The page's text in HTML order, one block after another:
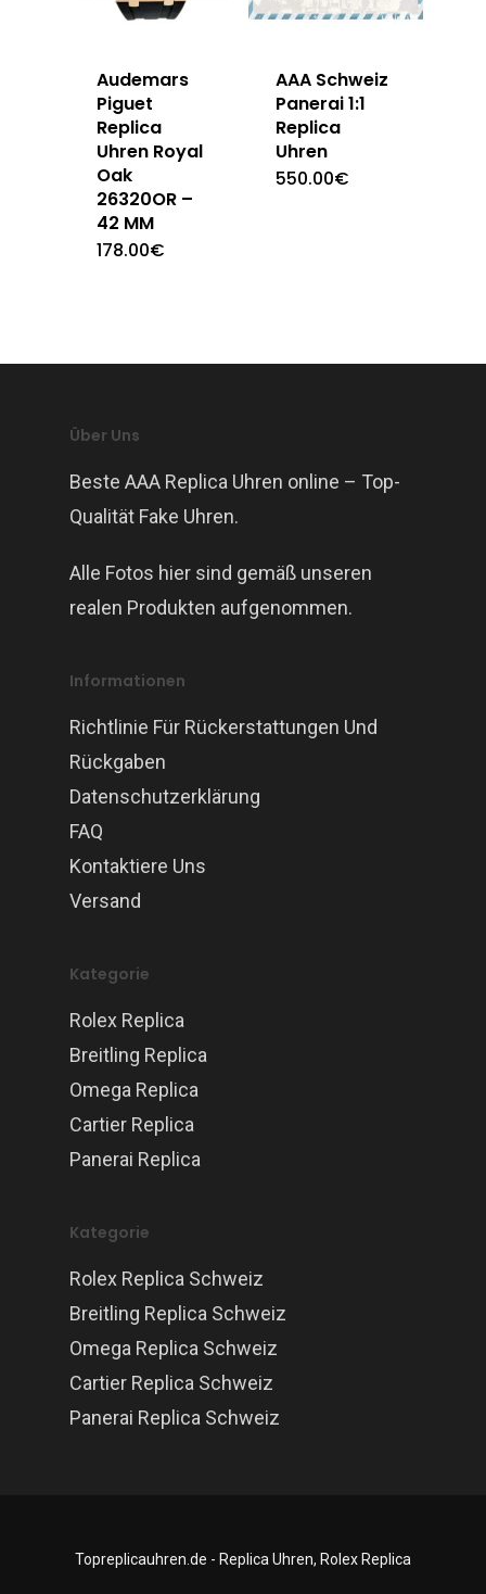
Audemars
Piguet
Replica
Uhren Royal
Oak
26320OR –
42 MM
178.00€
AAA Schweiz
Panerai 1:1
Replica
Uhren
550.00€
Über Uns
Beste AAA Replica Uhren online – Top-
Qualität Fake Uhren.
Alle Fotos hier sind gemäß unseren
realen Produkten aufgenommen.
Informationen
Richtlinie Für Rückerstattungen Und
Rückgaben
Datenschutzerklärung
FAQ
Kontaktiere Uns
Versand
Kategorie
Rolex Replica
Breitling Replica
Omega Replica
Cartier Replica
Panerai Replica
Kategorie
Rolex Replica Schweiz
Breitling Replica Schweiz
Omega Replica Schweiz
Cartier Replica Schweiz
Panerai Replica Schweiz
Topreplicauhren.de - Replica Uhren, Rolex Replica